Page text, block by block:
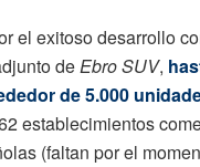
el exitoso desarrollo
deEbro SUV,
de 5.000
establecimientos
(faltan por el